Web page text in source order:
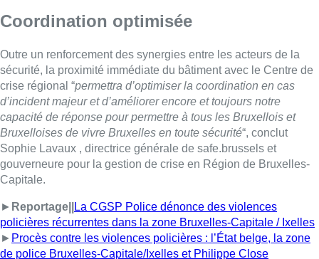
Coordination optimisée
Outre un renforcement des synergies entre les acteurs de la
sécurité, la proximité immédiate du bâtiment avec le Centre de
crise régional “permettra d’optimiser la coordination en cas
d’incident majeur et d’améliorer encore et toujours notre
capacité de réponse pour permettre à tous les Bruxellois et
Bruxelloises de vivre Bruxelles en toute sécurité“, conclut
Sophie Lavaux , directrice générale de safe.brussels et
gouverneure pour la gestion de crise en Région de Bruxelles-
Capitale.
► Reportage||
La CGSP Police dénonce des violences
policières récurrentes dans la zone Bruxelles-Capitale / Ixelles
► Procès contre les violences policières : l’État belge, la zone
de police Bruxelles-Capitale/Ixelles et Philippe Close